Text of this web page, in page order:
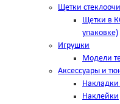
Щетки
Щетки в
упаковке)
Игрушки
Модели
Аксессуары и
Накладки
Наклейки